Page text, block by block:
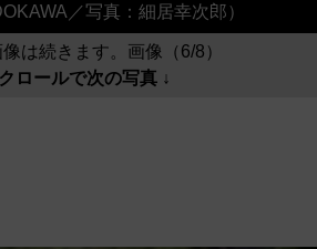
／写真：細居幸次郎）
は続きます。画像（6/8）
ロールで次の写真 ↓